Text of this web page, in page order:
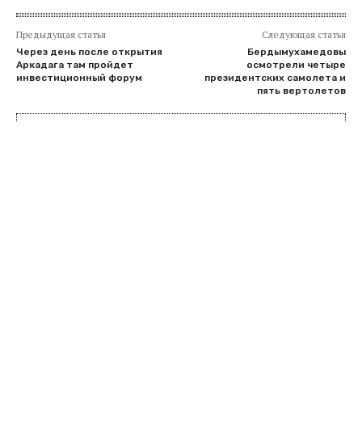
Предыдущая статья
Через день после открытия
Аркадага там пройдет
инвестиционный форум
Следующая статья
Бердымухамедовы
осмотрели четыре
президентских самолета и
пять вертолетов